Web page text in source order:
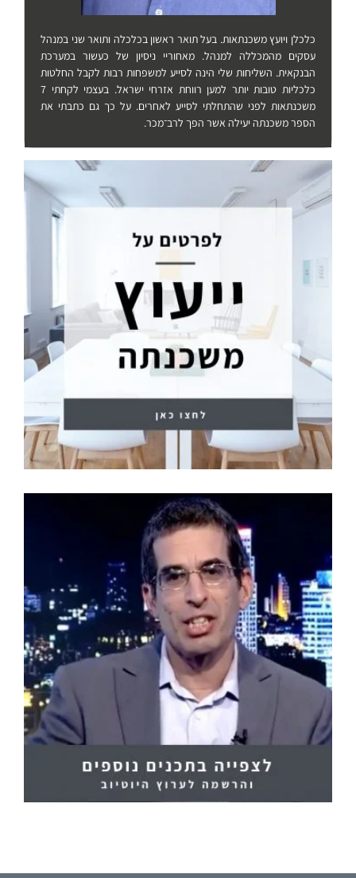
כלכלן ויועץ משכנתאות. בעל תואר ראשון בכלכלה ותואר שני במנהל
עסקים מהמכללה למנהל. מאחוריי ניסיון של כעשור במערכת
הבנקאית. השליחות שלי הינה לסייע למשפחות רבות לקבל החלטות
כלכליות טובות יותר למען רווחת אזרחי ישראל. בעצמי לקחתי 7
משכנתאות לפני שהתחלתי לסייע לאחרים. על כך גם כתבתי את
הספר משכנתה יעילה אשר הפך לרב־מכר.